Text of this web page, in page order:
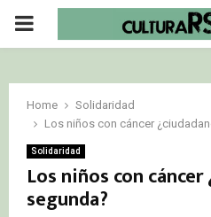
PRIMARY
Home
Solidaridad
Los niños con cáncer
Solidaridad
Los niños con
segunda?